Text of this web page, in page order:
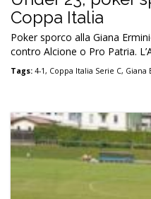
Coppa Italia
Poker sporco alla Giana
contro Alcione o Pro Patria.
Tags: 4-1, Coppa Italia Serie C, Giana